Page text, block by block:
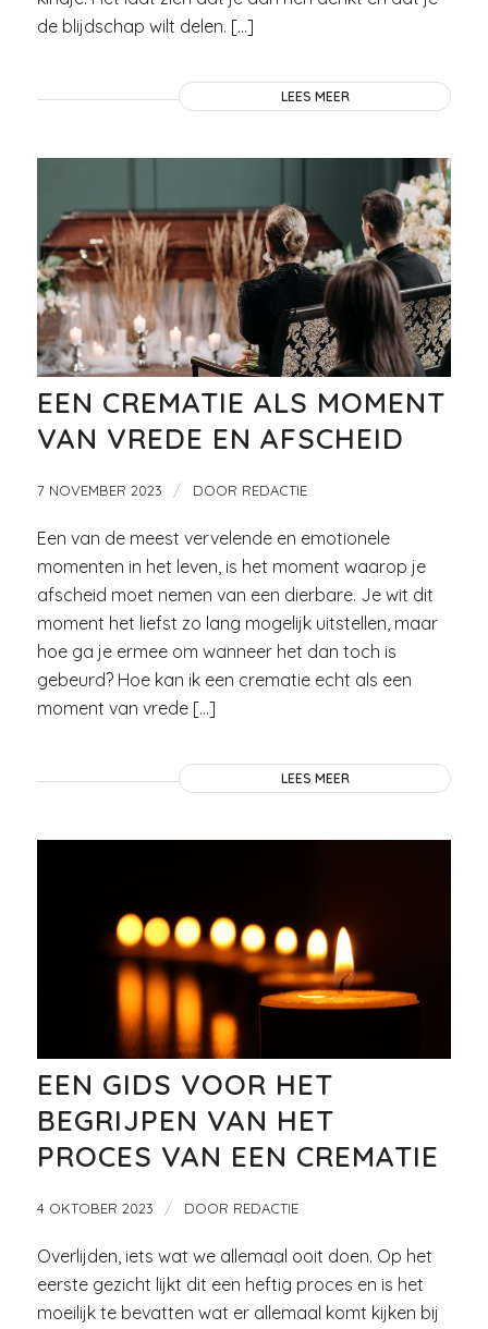
de blijdschap wilt delen. […]
LEES MEER
EEN CREMATIE ALS MOMENT
VAN VREDE EN AFSCHEID
7 NOVEMBER 2023 / DOOR REDACTIE
Een van de meest vervelende en emotionele
momenten in het leven, is het moment waarop je
afscheid moet nemen van een dierbare. Je wit dit
moment het liefst zo lang mogelijk uitstellen, maar
hoe ga je ermee om wanneer het dan toch is
gebeurd? Hoe kan ik een crematie echt als een
moment van vrede […]
LEES MEER
EEN GIDS VOOR HET
BEGRIJPEN VAN HET
PROCES VAN EEN CREMATIE
4 OKTOBER 2023 / DOOR REDACTIE
Overlijden, iets wat we allemaal ooit doen. Op het
eerste gezicht lijkt dit een heftig proces en is het
moeilijk te bevatten wat er allemaal komt kijken bij